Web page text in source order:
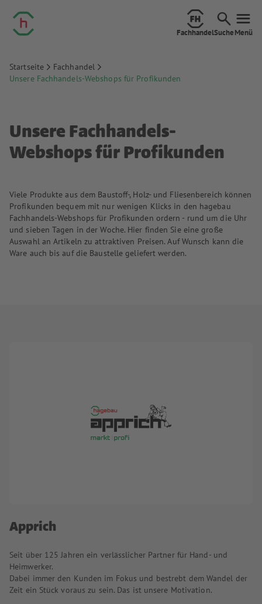
FachhandelSucheMenü
Startseite
Fachhandel
Unsere Fachhandels-Webshops für Profikunden
Unsere Fachhandels-
Webshops für Profikunden
Viele Produkte aus dem Baustoff-, Holz- und Fliesenbereich können
Profikunden bequem mit nur wenigen Klicks in den hagebau
Fachhandels-Webshops für Profikunden ordern - rund um die Uhr
und sieben Tagen in der Woche. Hier finden Sie eine große
Auswahl an Artikeln zu attraktiven Preisen. Auf Wunsch kann die
Ware auch bis auf die Baustelle geliefert werden.
Apprich
Seit über 125 Jahren ein verlässlicher Partner für Hand- und
Heimwerker.
Dabei immer den Kunden im Fokus und bestrebt dem Wandel der
Zeit ein Stück voraus zu sein. Das ist unsere Motivation.